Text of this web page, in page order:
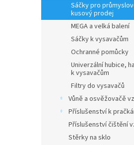
Sáčky pro
kusový prodej
MEGA a velká balení
Sáčky k vysavačům
Ochranné pomůcky
Univerzální hubice,
k vysavačům
Filtry do vysavačů
Vůně a osvěžovačě
Příslušenství k
Příslušenství čištění
Stěrky na sklo